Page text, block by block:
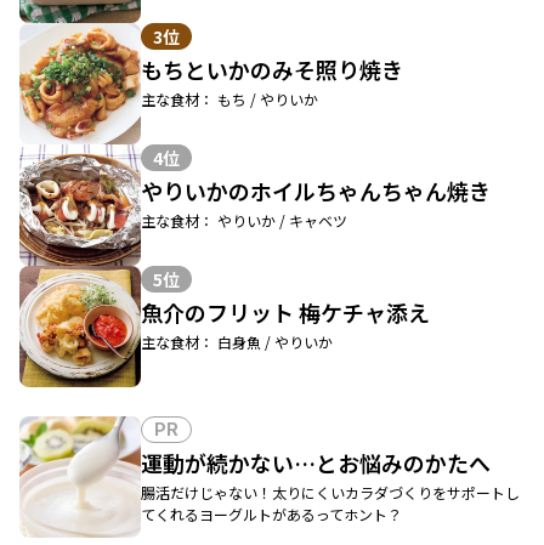
3位
もちといかのみそ照り焼き
主な食材： もち / やりいか
4位
やりいかのホイルちゃんちゃん焼き
主な食材： やりいか / キャベツ
5位
魚介のフリット 梅ケチャ添え
主な食材： 白身魚 / やりいか
PR
運動が続かない…とお悩みのかたへ
腸活だけじゃない！太りにくいカラダづくりをサポートし
てくれるヨーグルトがあるってホント？